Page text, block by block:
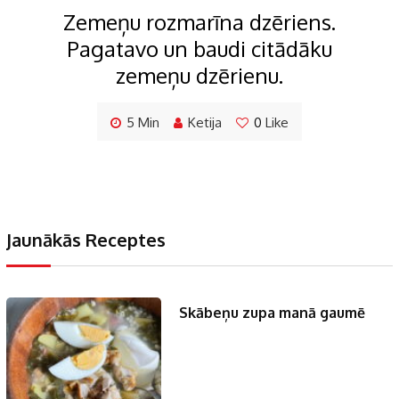
Zemeņu rozmarīna dzēriens.
Pagatavo un baudi citādāku
zemeņu dzērienu.
5 Min Ketija 0 Like
Jaunākās Receptes
Skābeņu zupa manā gaumē